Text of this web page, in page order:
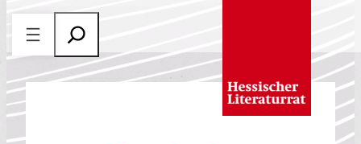
Zum
Inhalt
springen
h